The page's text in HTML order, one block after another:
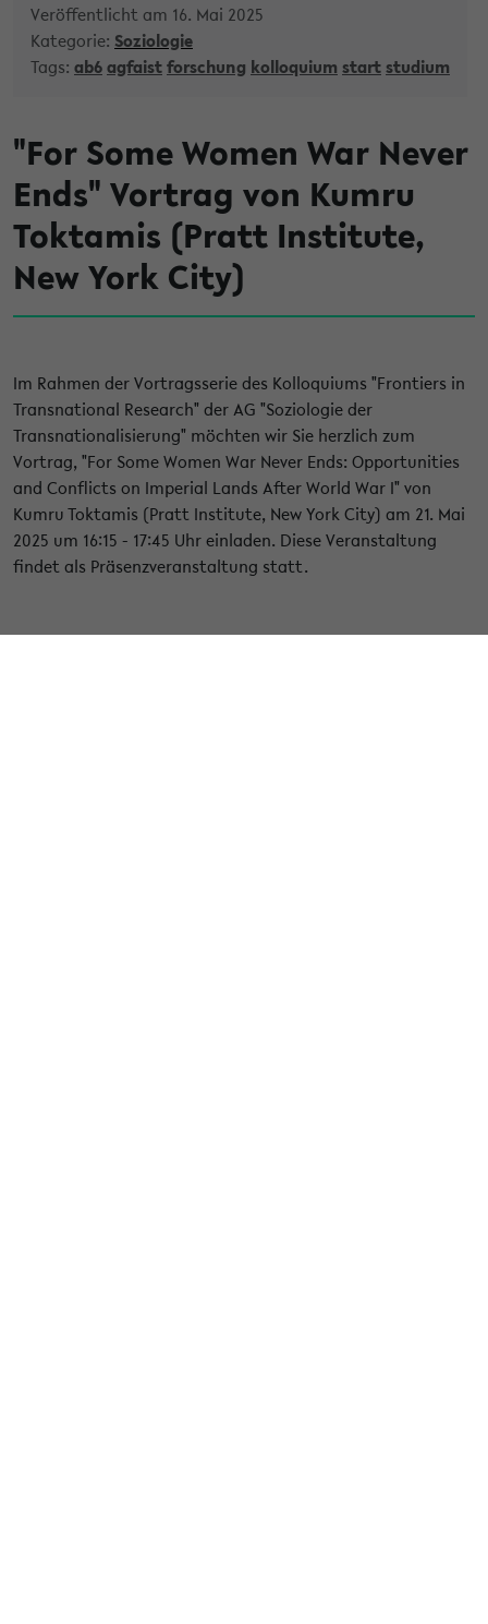
Veröffentlicht am 16. Mai 2025
Kategorie: Soziologie
Tags: ab6agfaistforschung kolloquium startstudium
"For Some Women War Never
Ends" Vortrag von Kumru
Toktamis (Pratt Institute,
New York City)
Im Rahmen der Vortragsserie des Kolloquiums "Frontiers in
Transnational Research" der AG "Soziologie der
Transnationalisierung" möchten wir Sie herzlich zum
Vortrag, "For Some Women War Never Ends: Opportunities
and Conflicts on Imperial Lands After World War I" von
Kumru Toktamis (Pratt Institute, New York City) am 21. Mai
2025 um 16:15 - 17:45 Uhr einladen. Diese Veranstaltung
findet als Präsenzveranstaltung statt.